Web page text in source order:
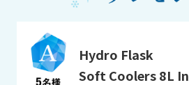
Hydro Flask
Soft Coolers 8L